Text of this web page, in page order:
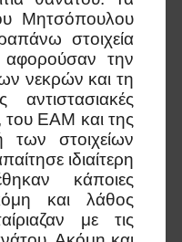
Μητσόπουλου
στοιχεία
την
νεκρών και τη
ΕΑΜ και της
στοιχείων
ιδιαίτερη
κάποιες
και λάθος
με τις